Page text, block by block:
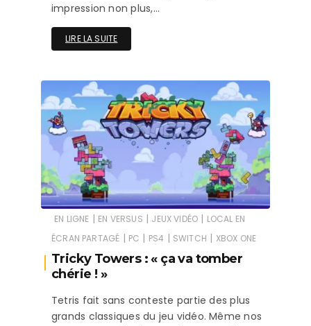
impression non plus,…
LIRE LA SUITE
EN LIGNE | EN VERSUS | JEUX VIDÉO | LOCAL EN
ÉCRAN PARTAGÉ | PC | PS4 | SWITCH | XBOX ONE
Tricky Towers : « ça va tomber
chérie ! »
Tetris fait sans conteste partie des plus
grands classiques du jeu vidéo. Même nos